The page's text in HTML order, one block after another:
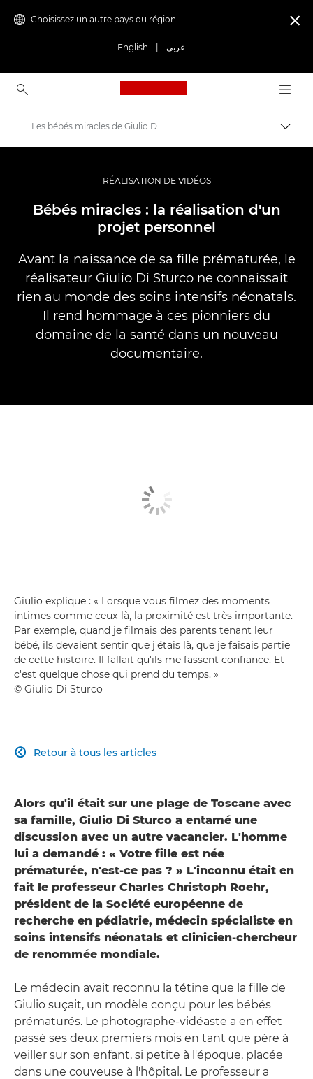
Choisissez un autre pays ou région
English عربي

Canon Logo, back to
Vidéo et photographie professionnelles
Histoires
Les bébés miracles de Giulio Di Sturco
RÉALISATION DE VIDÉOS
Bébés miracles : la réalisation d'un
projet personnel
Avant la naissance de sa fille prématurée, le
réalisateur Giulio Di Sturco ne connaissait
rien au monde des soins intensifs néonatals.
Il rend hommage à ces pionniers du
domaine de la santé dans un nouveau
documentaire.
Giulio explique : « Lorsque vous filmez des moments
intimes comme ceux-là, la proximité est très importante.
Par exemple, quand je filmais des parents tenant leur
bébé, ils devaient sentir que j'étais là, que je faisais partie
de cette histoire. Il fallait qu'ils me fassent confiance. Et
c'est quelque chose qui prend du temps. »
© Giulio Di Sturco
Retour à tous les articles

Alors qu'il était sur une plage de Toscane avec
sa famille, Giulio Di Sturco a entamé une
discussion avec un autre vacancier. L'homme
lui a demandé : « Votre fille est née
prématurée, n'est-ce pas ? » L'inconnu était en
fait le professeur Charles Christoph Roehr,
président de la Société européenne de
recherche en pédiatrie, médecin spécialiste en
soins intensifs néonatals et clinicien-chercheur
de renommée mondiale.
Le médecin avait reconnu la tétine que la fille de
Giulio suçait, un modèle conçu pour les bébés
prématurés. Le photographe-vidéaste a en effet
passé ses deux premiers mois en tant que père à
veiller sur son enfant, si petite à l'époque, placée
dans une couveuse à l'hôpital. Le professeur a